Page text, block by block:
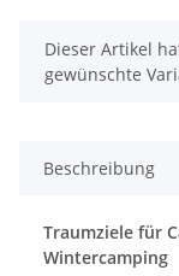
x
Dieser Artikel
gewünschte
Beschreibung
Traumziele für
Wintercamping